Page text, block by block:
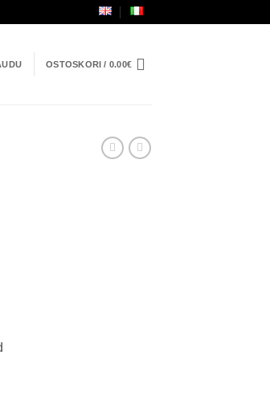
OSTOSKORI / 0.00€